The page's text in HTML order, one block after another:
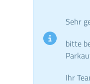
Sehr
bitte
Ihr